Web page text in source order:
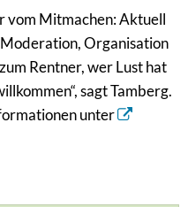
vom Mitmachen: Aktuell
Organisation
Rentner, wer Lust hat
sagt Tamberg.
unter